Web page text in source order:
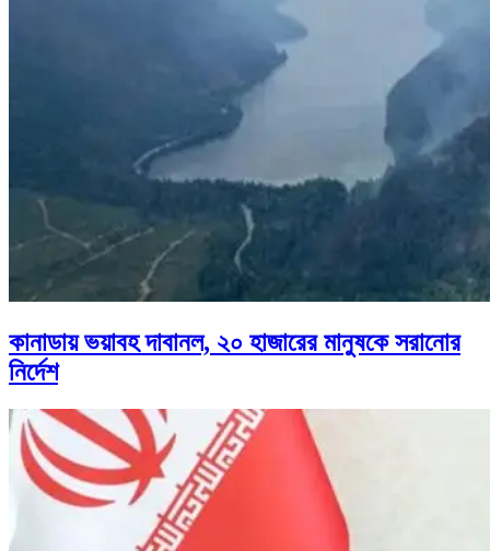
কানাডায় ভয়াবহ দাবানল, ২০ হাজারের মানুষকে সরানোর
নির্দেশ